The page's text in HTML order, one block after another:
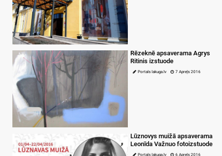
Rēzeknē apsaverama Agrys
Ritinis izstuode
Portals lakuga.lv 7 Apreļs 2016
Lūznovys muižā apsaverama
Leonīda Važnuo fotoizstuode
Portals lakuga.lv 6 Apreļs 2016